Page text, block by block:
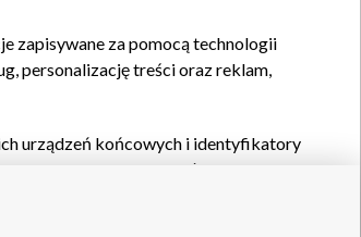
zapisywane za pomocą technologii
personalizację treści oraz reklam,
urządzeń końcowych i identyfikatory
oraz pozostałych
wyboru spersonalizowanych
reklam, pomiaru wydajności